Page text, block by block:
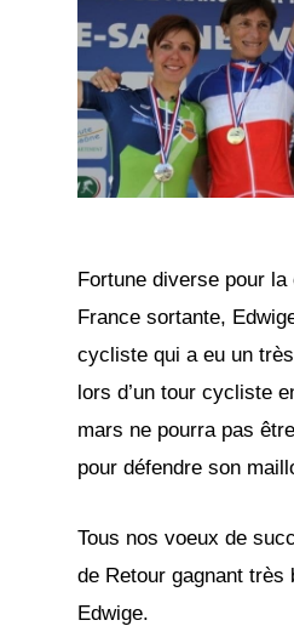
Fortune diverse pour la
France sortante,
cycliste qui a eu un
lors d’un tour cycliste
mars ne pourra pas
pour défendre son
Tous nos voeux de
de Retour gagnant très
Edwige.